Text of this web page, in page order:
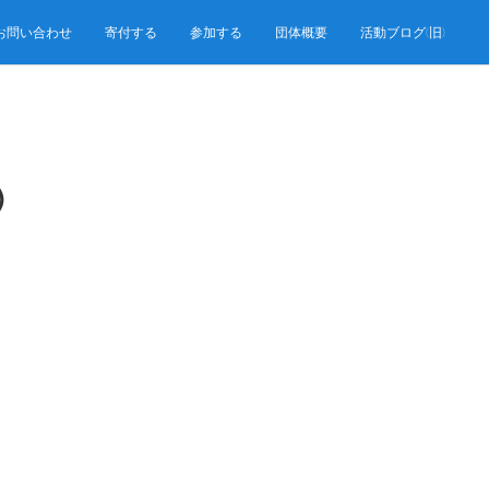
問い合わせ 寄付する 参加する 団体概要 活動ブログ(旧)